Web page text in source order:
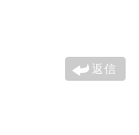
返信